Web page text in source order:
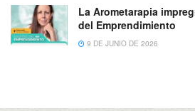
La Arometarapia
del Emprendimiento
9 DE JUNIO DE 2026